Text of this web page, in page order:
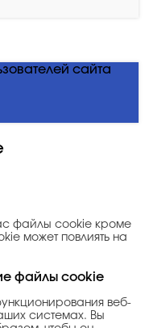
сайта
файлы cookie кроме
может повлиять на
файлы cookie
веб-
системах. Вы